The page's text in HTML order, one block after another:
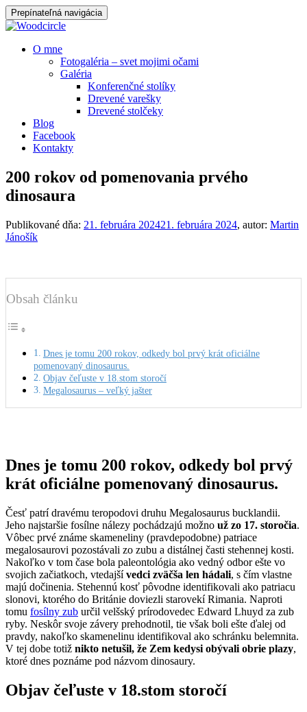
Prepínateľná navigácia
Prejsť
O mne
Fotogaléria – svet mojimi očami
Galéria
Konferenčné stolíky
Drevené varešky
Drevené stolčeky
Blog
Facebook
Kontakty
200 rokov od pomenovania prvého
dinosaura
Publikované dňa: 21. februára 202421. februára 2024, autor: Martin
Jánošík
Obsah článku
Dnes je tomu 200 rokov, odkedy bol prvý krát oficiálne
pomenovaný dinosaurus.
Objav čeľuste v 18.stom storočí
Megalosaurus – veľký jašter
Dnes je tomu 200 rokov, odkedy bol prvý
krát oficiálne pomenovaný dinosaurus.
Česť patrí dravému teropodovi druhu Megalosaurus bucklandii.
Jeho najstaršie fosílne nálezy pochádzajú možno už zo 17. storočia.
Vôbec prvé známe skameneliny (pravdepodobne) patriace
megalosaurovi pozostávali zo zubu a distálnej časti stehennej kosti.
Nakoľko v tom čase bola paleontológia ako vedný odbor ešte vo
svojich začiatkoch, vtedajšívedci zväčša len hádali, s čím vlastne
majú dočinenia. Stehennú kosť pôvodne identifikovali ako patriacu
slonovi, ktorého do Británie doviezli starovekí Rimania. Naproti
tomu fosílny zub určil velšský prírodovedec Edward Lhuyd za zub
ryby. Neskôr svoje závery prehodnotil, tie však boli ešte ďalej od
pravdy, nakoľko skamenelinu identifikoval ako schránku belemnita.
V tej dobe totiž nikto netušil, že Zem kedysi obývali obrie plazy,
ktoré dnes poznáme pod názvom dinosaury.
Objav čeľuste v 18.stom storočí